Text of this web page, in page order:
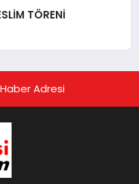
TÖRENİ
Adresi